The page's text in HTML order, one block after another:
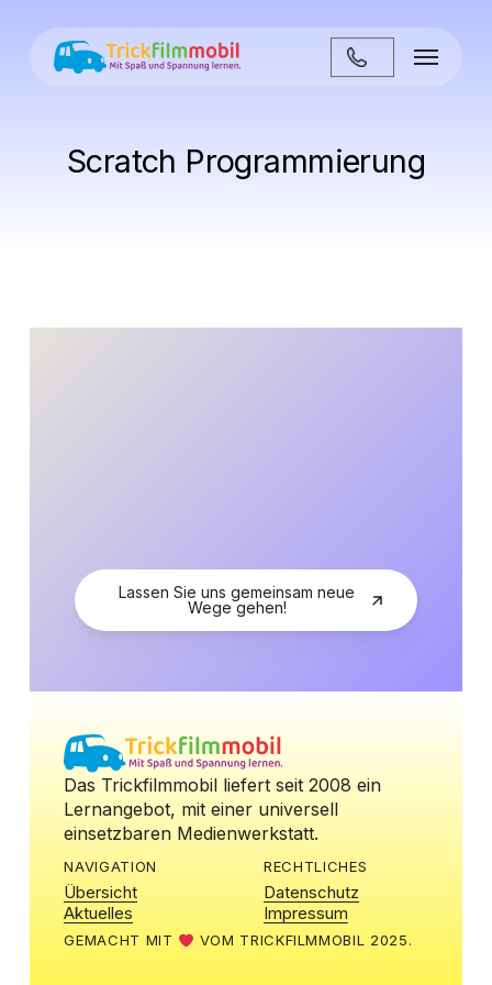
springen
Menü
Scratch Programmierung
Lassen Sie uns gemeinsam neue
Wege gehen!
Das Trickfilmmobil liefert seit 2008 ein
Lernangebot, mit einer universell
einsetzbaren Medienwerkstatt.
NAVIGATION
Übersicht
Aktuelles
RECHTLICHES
Datenschutz
Impressum
GEMACHT MIT VOM TRICKFILMMOBIL 2025.